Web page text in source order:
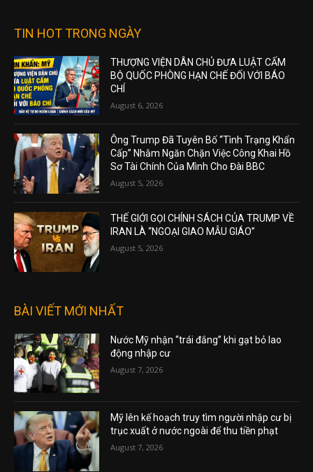
TIN HOT TRONG NGÀY
THƯỢNG VIỆN DÂN CHỦ ĐƯA LUẬT CẤM
BỘ QUỐC PHÒNG HẠN CHẾ ĐỐI VỚI BÁO
CHÍ
August 6, 2026
Ông Trump Đã Tuyên Bố “Tình Trạng Khẩn
Cấp” Nhằm Ngăn Chặn Việc Công Khai Hồ
Sơ Tài Chính Của Mình Cho Đài BBC
August 5, 2026
THẾ GIỚI GỌI CHÍNH SÁCH CỦA TRUMP VỀ
IRAN LÀ “NGOẠI GIAO MẪU GIÁO”
August 5, 2026
BÀI VIẾT MỚI NHẤT
Nước Mỹ nhận “trái đắng” khi gạt bỏ lao
động nhập cư
August 7, 2026
Mỹ lên kế hoạch truy tìm người nhập cư bị
trục xuất ở nước ngoài để thu tiền phạt
August 7, 2026